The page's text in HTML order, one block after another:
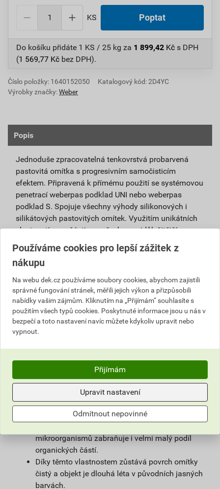
KS Poptat
Do košíku přidáte 1 KS / 25 kg za 1 899,42 Kč s DPH
(1 569,77 Kč bez DPH).
Číslo položky: 1640152050
Katalogový kód: 2D4YC
Výrobky značky:Weber
Popis
Jednoduše zpracovatelná tenkovrstvá probarvená
pastovitá omítka s progresivním samočisticím
efektem. Připravená k přímému použití se systémovou
penetrací weberpas podklad UNI nebo weberpas
podklad S. Spojuje všechny výhody silikonových i
silikátových pastovitých omítek. Využitím unikátních
vlastností nanočástic se všechny nejdůležitější
vlastnosti obou omítek umocňují.
Je vhodná pro použití v exteriéru i interiéru a pro
na vlhké zdivo.
Použitím samočisticí omítky weberpas
extraClean se výrazně prodlužuje životnost
fasády a podstatně snižují náklady na její
údržbu.
vlivem proudění vzduchu jen nepatrný
elektrostatický náboj a prach z ovzduší na
povrchu omítky neulpívá.
Omítka je zároveň hydrofobní. Tím zůstává na
povrchu fasády minimum vody, která utváří
mikroorganismů zabraňuje i velmi malý podíl
organických částí.
Díky těmto vlastnostem zůstává povrch omítky
čistý a objekt je dlouhá léta v původních jasných
barvách.
Používáme cookies pro lepší zážitek z
nákupu
Na webu dek.cz používáme soubory cookies, abychom zajistili
správné fungování stránek, měřili jejich výkon a přizpůsobili
nabídky vašim zájmům. Kliknutím na „Přijímám“ souhlasíte s
použitím všech typů cookies. Poskytnuté informace jsou u nás v
bezpečí a toto nastavení navíc můžete kdykoliv upravit nebo
vypnout.
Přijímám
Upravit nastavení
Odmítnout nepovinné